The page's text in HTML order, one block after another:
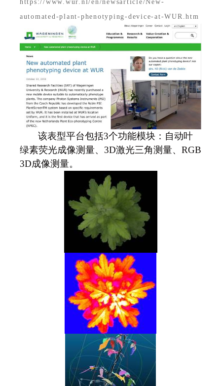
https://www.wur.nl/en/newsarticle/New-
automated-plant-phenotyping-device-at-WUR.htm
该表型平台包括3个功能模块：自动叶
绿素荧光成像测量、3D激光三角测量、RGB
3D成像测量。